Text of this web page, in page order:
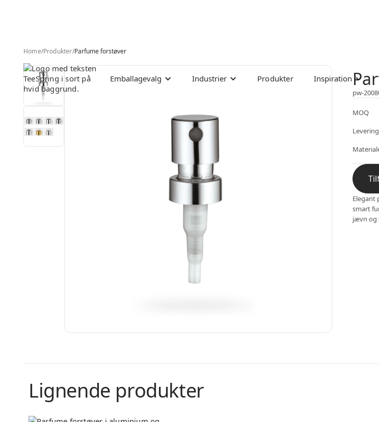
Emballagevalg Industrier Produkter Inspiration
Home/Produkter/Parfume forstøver
pw-
MOQ
Elegant
smart
jævn og
Lignende produkter
Parfume forstøver